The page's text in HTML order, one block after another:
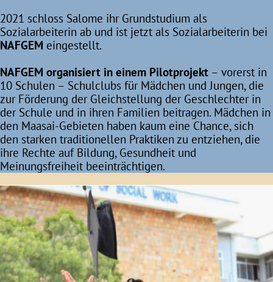
2021 schloss Salome ihr Grundstudium als
Sozialarbeiterin ab und ist jetzt als Sozialarbeiterin bei
NAFGEM eingestellt.
NAFGEM organisiert in einem Pilotprojekt – vorerst in
10 Schulen – Schulclubs für Mädchen und Jungen, die
zur Förderung der Gleichstellung der Geschlechter in
der Schule und in ihren Familien beitragen. Mädchen in
den Maasai-Gebieten haben kaum eine Chance, sich
den starken traditionellen Praktiken zu entziehen, die
ihre Rechte auf Bildung, Gesundheit und
Meinungsfreiheit beeinträchtigen.